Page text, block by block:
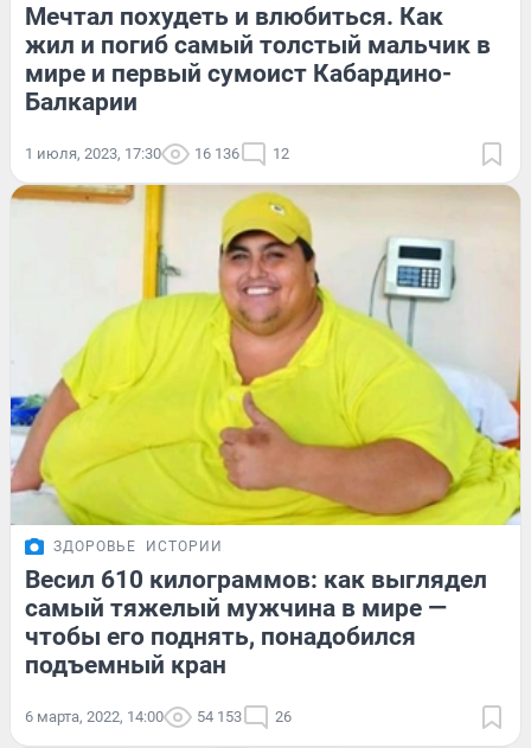
Мечтал похудеть и влюбиться. Как
жил и погиб самый толстый мальчик в
мире и первый сумоист Кабардино-
Балкарии
1 июля, 2023, 17:30 16 136 12
ЗДОРОВЬЕ ИСТОРИИ
Весил 610 килограммов: как выглядел
самый тяжелый мужчина в мире —
чтобы его поднять, понадобился
подъемный кран
6 марта, 2022, 14:00 54 153 26